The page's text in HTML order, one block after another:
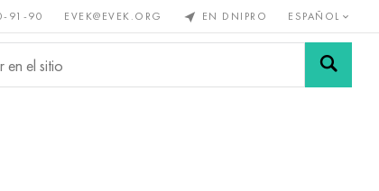
91-90 EVEK@EVEK.ORG EN DNIPRO ESPAÑOL
Aleación de Mallas y